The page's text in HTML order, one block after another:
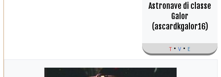
Astronave di classe
Galor
(ascardkgalor16)
t v e